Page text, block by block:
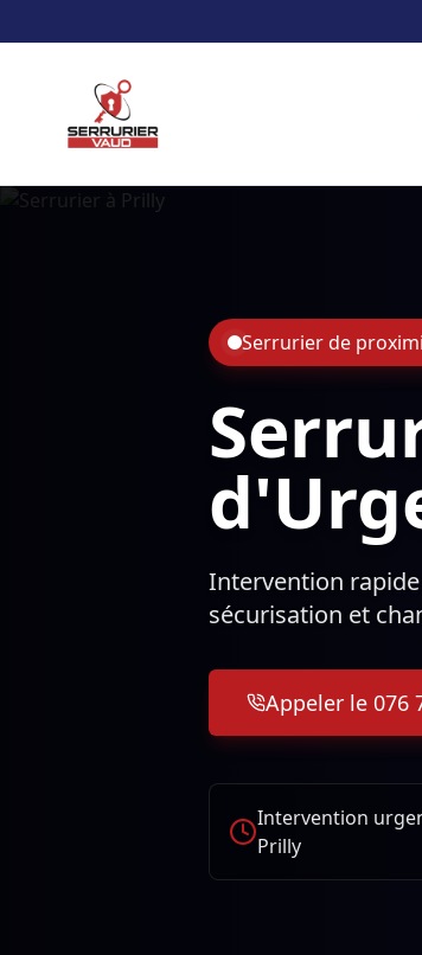
Serrurier de
Intervention
sécurisation et
Appeler le 076
Intervention
Prilly